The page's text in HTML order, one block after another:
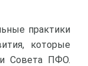
практики
которые
Совета ПФО.